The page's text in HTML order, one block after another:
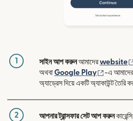
1 সাইন আপ করুনআমাদেরwebsite
অথবাGoogle Play (নতুন
-এ
অ্যাড্রেস দিয়ে একটি অ্যাকাউন্ট তৈরি
2 আপনার ট্রান্সফার সেট আপ করুন